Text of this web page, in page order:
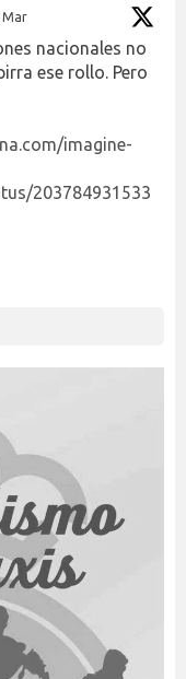
Mar
nacionales no
ese rollo. Pero
imagine-
203784931533